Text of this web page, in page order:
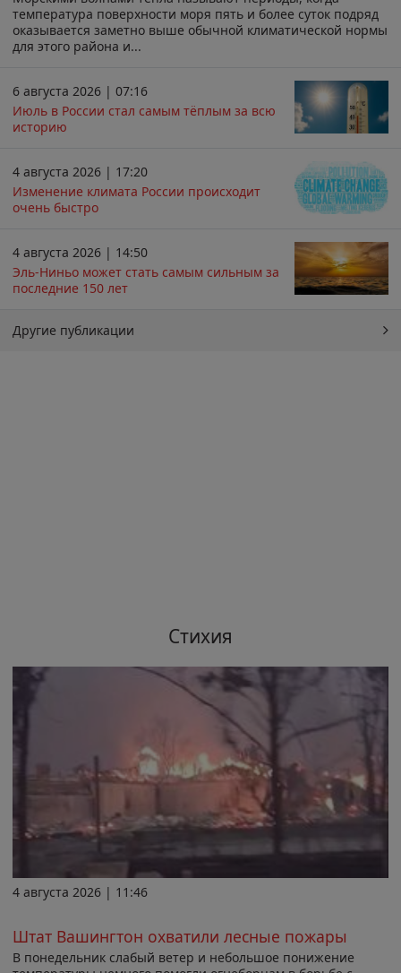
температура поверхности моря пять и более суток подряд
оказывается заметно выше обычной климатической нормы
для этого района и...
6 августа 2026 | 07:16
Июль в России стал самым тёплым за всю
историю
4 августа 2026 | 17:20
Изменение климата России происходит
очень быстро
4 августа 2026 | 14:50
Эль-Ниньо может стать самым сильным за
последние 150 лет
Другие публикации
Стихия
4 августа 2026 | 11:46
Штат Вашингтон охватили лесные пожары
В понедельник слабый ветер и небольшое понижение